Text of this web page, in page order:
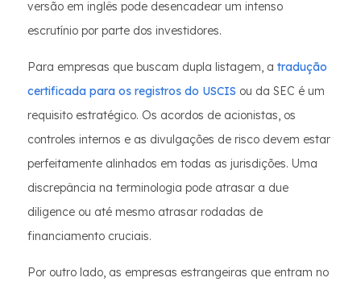
versão em inglês pode desencadear um intenso
escrutínio por parte dos investidores.
Para empresas que buscam dupla listagem, a tradução
certificada para os registros do USCIS ou da SEC é um
requisito estratégico. Os acordos de acionistas, os
controles internos e as divulgações de risco devem estar
perfeitamente alinhados em todas as jurisdições. Uma
discrepância na terminologia pode atrasar a due
diligence ou até mesmo atrasar rodadas de
financiamento cruciais.
Por outro lado, as empresas estrangeiras que entram no